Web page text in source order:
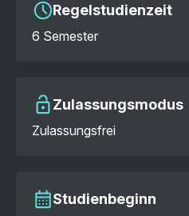
Regelstudienzeit
6 Semester
Zulassungsmodus
Zulassungsfrei
Studienbeginn